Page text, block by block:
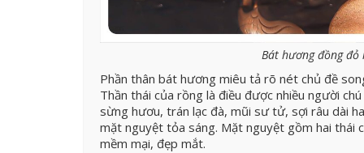
Bát hương đồng đỏ
Phần thân bát hương miêu tả rõ nét chủ đề
Thần thái của rồng là điều được nhiều người
sừng hươu, trán lạc đà, mũi sư tử, sợi râu dài
mặt nguyệt tỏa sáng. Mặt nguyệt gồm hai thái
mềm mại, đẹp mắt.